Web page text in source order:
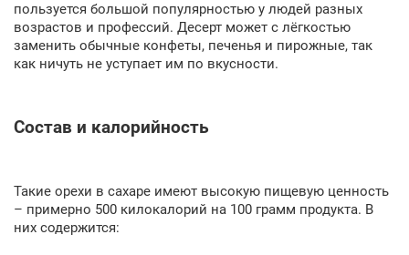
пользуется большой популярностью у людей разных
возрастов и профессий. Десерт может с лёгкостью
заменить обычные конфеты, печенья и пирожные, так
как ничуть не уступает им по вкусности.
Состав и калорийность
Такие орехи в сахаре имеют высокую пищевую ценность
– примерно 500 килокалорий на 100 грамм продукта. В
них содержится: